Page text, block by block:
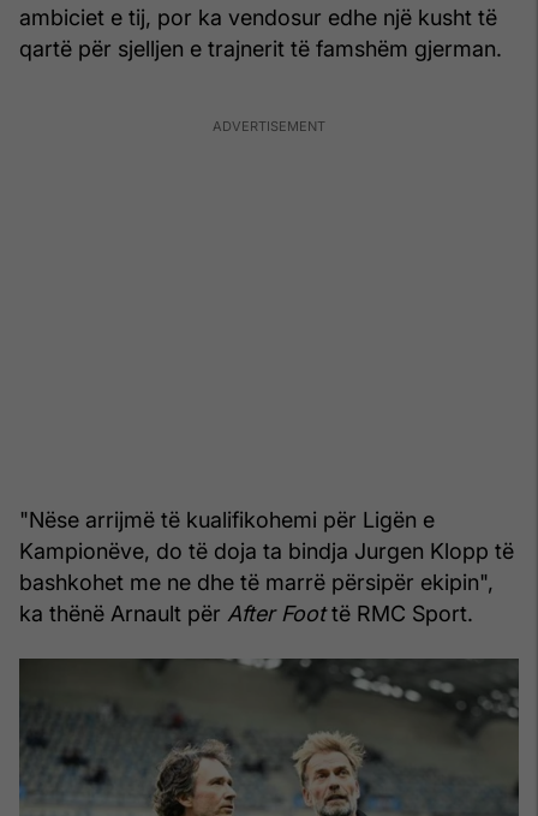
ambiciet e tij, por ka vendosur edhe një kusht të
qartë për sjelljen e trajnerit të famshëm gjerman.
"Nëse arrijmë të kualifikohemi për Ligën e
Kampionëve, do të doja ta bindja Jurgen Klopp të
bashkohet me ne dhe të marrë përsipër ekipin",
ka thënë Arnault për After Foottë RMC Sport.